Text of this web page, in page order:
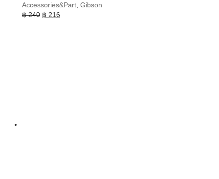
Accessories&Part, Gibson
฿240 Original
฿ 216